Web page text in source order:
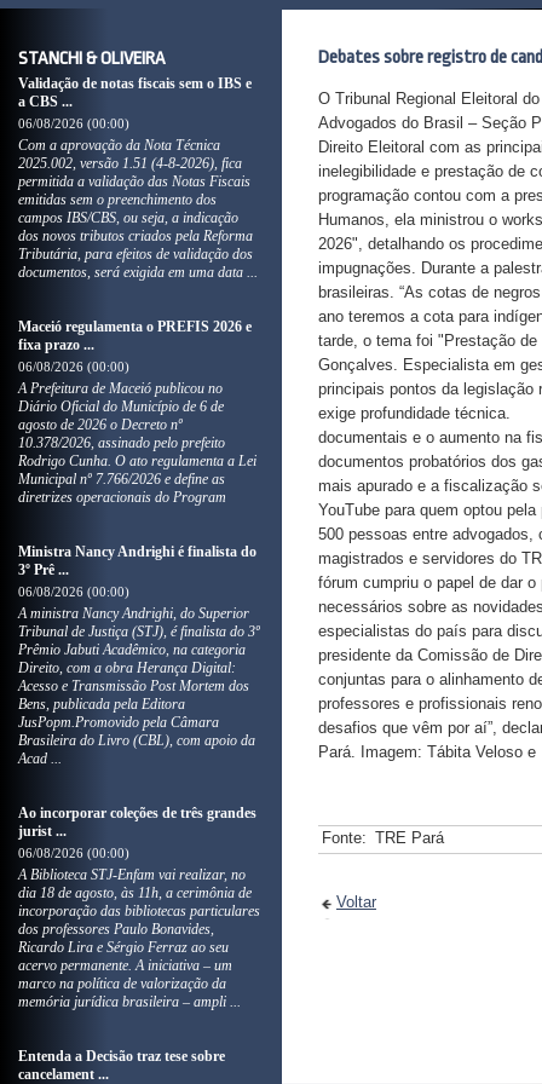
STANCHI & OLIVEIRA
Validação de notas fiscais sem o IBS e
a CBS ...
06/08/2026 (00:00)
Com a aprovação da Nota Técnica
2025.002, versão 1.51 (4-8-2026), fica
permitida a validação das Notas Fiscais
emitidas sem o preenchimento dos
campos IBS/CBS, ou seja, a indicação
dos novos tributos criados pela Reforma
Tributária, para efeitos de validação dos
documentos, será exigida em uma data ...
Maceió regulamenta o PREFIS 2026 e
fixa prazo ...
06/08/2026 (00:00)
A Prefeitura de Maceió publicou no
Diário Oficial do Município de 6 de
agosto de 2026 o Decreto nº
10.378/2026, assinado pelo prefeito
Rodrigo Cunha. O ato regulamenta a Lei
Municipal nº 7.766/2026 e define as
diretrizes operacionais do Program
Ministra Nancy Andrighi é finalista do
3º Prê ...
06/08/2026 (00:00)
​A ministra Nancy Andrighi, do Superior
Tribunal de Justiça (STJ), é finalista do 3º
Prêmio Jabuti Acadêmico, na categoria
Direito, com a obra Herança Digital:
Acesso e Transmissão Post Mortem dos
Bens, publicada pela Editora
JusPopm.Promovido pela Câmara
Brasileira do Livro (CBL), com apoio da
Acad ...
Ao incorporar coleções de três grandes
jurist ...
06/08/2026 (00:00)
A Biblioteca STJ-Enfam vai realizar, no
dia 18 de agosto, às 11h, a cerimônia de
incorporação das bibliotecas particulares
dos professores Paulo Bonavides,
Ricardo Lira e Sérgio Ferraz ao seu
acervo permanente. A iniciativa – um
marco na política de valorização da
memória jurídica brasileira – ampli ...
Entenda a Decisão traz tese sobre
cancelament ...
Debates sobre registro de
O Tribunal Regional Eleitoral
Advogados do Brasil – Seção
Direito Eleitoral com as
inelegibilidade e prestação de
programação contou com a
Humanos, ela ministrou o
2026", detalhando os
impugnações. Durante a
brasileiras. “As cotas de
ano teremos a cota para
tarde, o tema foi "Prestação
Gonçalves. Especialista em
principais pontos da legislação
exige profundidade técnica.
documentais e o aumento na
documentos probatórios dos
mais apurado e a fiscalização
YouTube para quem optou
500 pessoas entre
magistrados e servidores do
fórum cumpriu o papel de dar
necessários sobre as
especialistas do país para
presidente da Comissão de
conjuntas para o alinhamento
professores e profissionais
desafios que vêm por aí”,
Pará. Imagem: Tábita Veloso
Fonte: TRE Pará
Voltar